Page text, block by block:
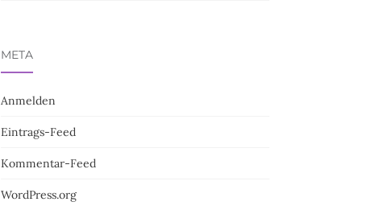
META
Anmelden
Eintrags-Feed
Kommentar-Feed
WordPress.org